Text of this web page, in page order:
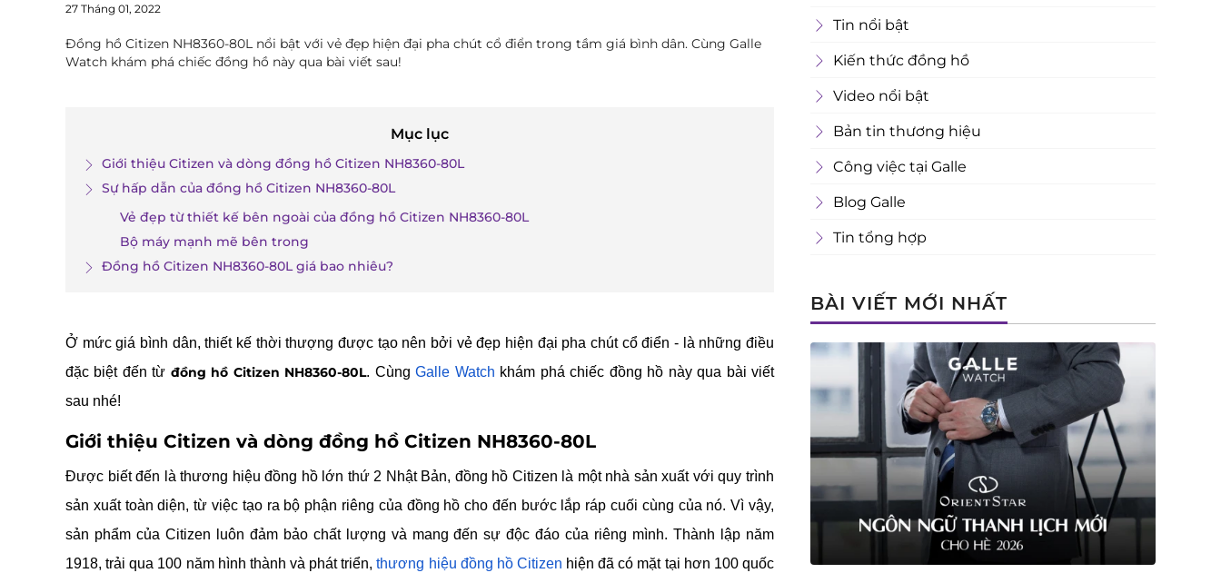
27 Tháng 01, 2022
Đồng hồ Citizen NH8360-80L nổi bật với vẻ đẹp hiện đại pha chút cổ điển trong tầm giá bình dân. Cùng Galle
Watch khám phá chiếc đồng hồ này qua bài viết sau!
Mục lục
Giới thiệu Citizen và dòng đồng hồ Citizen NH8360-80L
Sự hấp dẫn của đồng hồ Citizen NH8360-80L
Vẻ đẹp từ thiết kế bên ngoài của đồng hồ Citizen NH8360-80L
Bộ máy mạnh mẽ bên trong
Đồng hồ Citizen NH8360-80L giá bao nhiêu?
Ở mức giá bình dân, thiết kế thời thượng được tạo nên bởi vẻ đẹp hiện đại pha chút cổ điển - là những điều
đặc biệt đến từ đồng hồ Citizen NH8360-80L. CùngGalle Watch khám phá chiếc đồng hồ này qua bài viết
sau nhé!
Giới thiệu Citizen và dòng đồng hồ Citizen NH8360-80L
Được biết đến là thương hiệu đồng hồ lớn thứ 2 Nhật Bản, đồng hồ Citizen là một nhà sản xuất với quy trình
sản xuất toàn diện, từ việc tạo ra bộ phận riêng của đồng hồ cho đến bước lắp ráp cuối cùng của nó. Vì vậy,
sản phẩm của Citizen luôn đảm bảo chất lượng và mang đến sự độc đáo của riêng mình. Thành lập năm
1918, trải qua 100 năm hình thành và phát triển,thương hiệu đồng hồ Citizen hiện đã có mặt tại hơn 100 quốc
Tin nổi bật
Kiến thức đồng hồ
Video nổi bật
Bản tin thương hiệu
Công việc tại Galle
Blog Galle
Tin tổng hợp
BÀI VIẾT MỚI NHẤT